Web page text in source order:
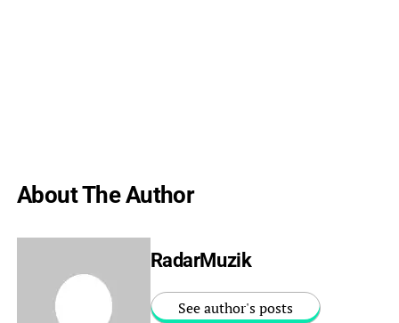
About The Author
RadarMuzik
See author's posts